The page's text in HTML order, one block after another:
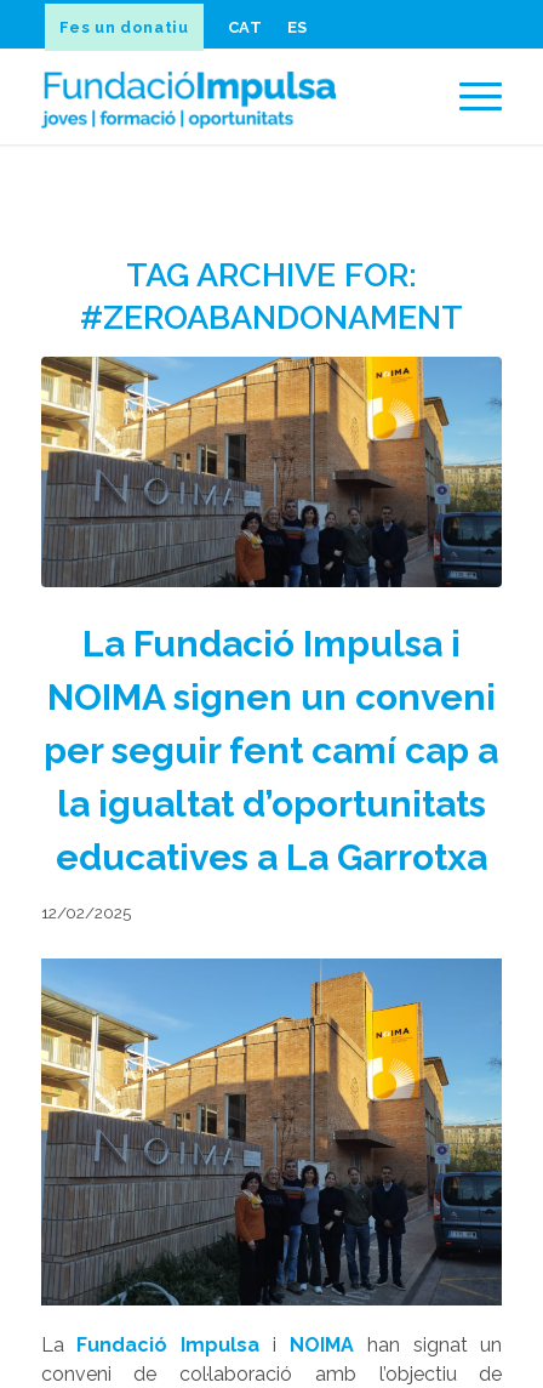
Fes un donatiu CAT ES
TAG ARCHIVE FOR:
#ZEROABANDONAMENT
La Fundació Impulsa i
NOIMA signen un conveni
per seguir fent camí cap a
la igualtat d’oportunitats
educatives a La Garrotxa
12/02/2025
La Fundació Impulsa i NOIMAhan signat un
conveni de col·laboració amb l’objectiu de